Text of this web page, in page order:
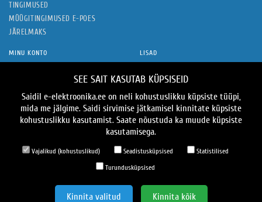
TINGIMUSED
MÜÜGITINGIMUSED E-POES
JÄRELMAKS
MINU KONTO
SOOVIDE NIMEKIRI
UUDISKIRI
LISAD
KAUBAMÄRGID
SOODUSPAKKUMISED
SEE SAIT KASUTAB KÜPSISEID
Saidil e-elektroonika.ee on neli kohustuslikku küpsiste tüüpi,
mida me jälgime. Saidi sirvimise jätkamisel kinnitate küpsiste
kohustuslikku kasutamist. Saate nõustuda ka muude küpsiste
kasutamisega.
Vajalikud (kohustuslikud) Seadistusküpsised
Statistilised
Turundusküpsised
Kinnita valitud Kinnita kõik